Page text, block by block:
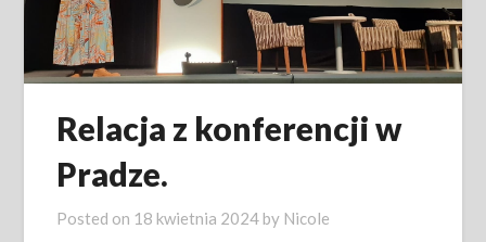
Relacja z konferencji w
Pradze.
Posted on 18 kwietnia 2024 by Nicole